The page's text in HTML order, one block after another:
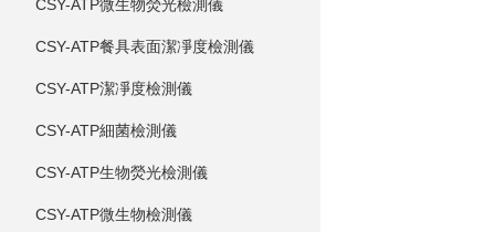
CSY-ATP微生物熒光檢測儀
CSY-ATP餐具表面潔凈度檢測儀
CSY-ATP潔凈度檢測儀
CSY-ATP細菌檢測儀
CSY-ATP生物熒光檢測儀
CSY-ATP微生物檢測儀